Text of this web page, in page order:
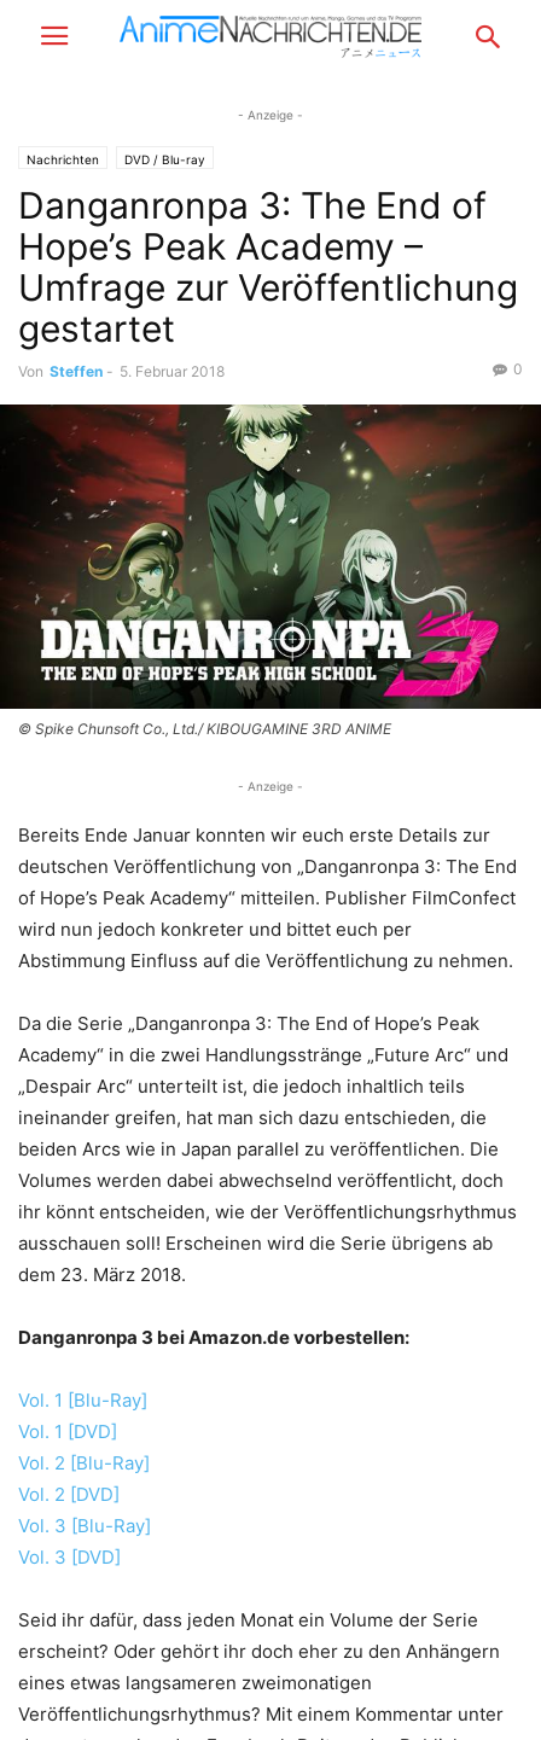
- Anzeige -
Nachrichten DVD / Blu-ray
Danganronpa 3: The End of
Hope’s Peak Academy –
Umfrage zur Veröffentlichung
gestartet
Von Steffen - 5. Februar 2018 0
© Spike Chunsoft Co., Ltd./ KIBOUGAMINE 3RD ANIME
- Anzeige -
Bereits Ende Januar konnten wir euch erste Details zur
deutschen Veröffentlichung von „Danganronpa 3: The End
of Hope’s Peak Academy“ mitteilen. Publisher FilmConfect
wird nun jedoch konkreter und bittet euch per
Abstimmung Einfluss auf die Veröffentlichung zu nehmen.
Da die Serie „Danganronpa 3: The End of Hope’s Peak
Academy“ in die zwei Handlungsstränge „Future Arc“ und
„Despair Arc“ unterteilt ist, die jedoch inhaltlich teils
ineinander greifen, hat man sich dazu entschieden, die
beiden Arcs wie in Japan parallel zu veröffentlichen. Die
Volumes werden dabei abwechselnd veröffentlicht, doch
ihr könnt entscheiden, wie der Veröffentlichungsrhythmus
ausschauen soll! Erscheinen wird die Serie übrigens ab
dem 23. März 2018.
Danganronpa 3 bei Amazon.de vorbestellen:
Vol. 1 [Blu-Ray]
Vol. 1 [DVD]
Vol. 2 [Blu-Ray]
Vol. 2 [DVD]
Vol. 3 [Blu-Ray]
Vol. 3 [DVD]
Seid ihr dafür, dass jeden Monat ein Volume der Serie
erscheint? Oder gehört ihr doch eher zu den Anhängern
eines etwas langsameren zweimonatigen
Veröffentlichungsrhythmus? Mit einem Kommentar unter